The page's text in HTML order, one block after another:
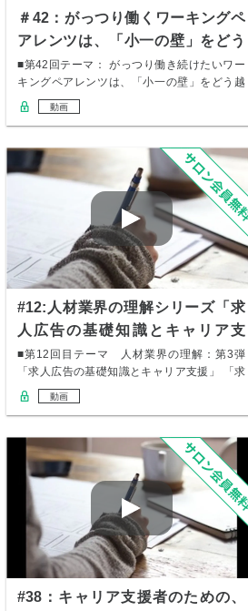
＃42：がっつり働くワーキングペ
アレンツは、「小一の壁」をどう
越える？
■第42回テーマ： がっつり働き続けたいワー
キングペアレンツは、「小一の壁」をどう越
える？…
動画
#12:人材業界の理解シリーズ「求
人広告の基礎知識とキャリア支
援」
■第12回目テーマ 人材業界の理解：第3弾
「求人広告の基礎知識とキャリア支援」 「求
人広…
動画
#38：キャリア支援者のための、